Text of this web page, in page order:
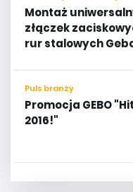
Montaż
złączek
rur stalowych
Puls branży
Promocja GEBO
2016!"